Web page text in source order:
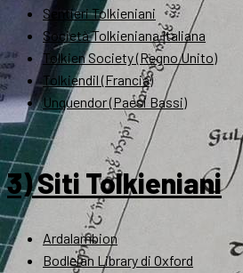
Sentieri Tolkieniani
Società Tolkieniana Italiana
Tolkien Society (Regno Unito)
Tolkiendil (Francia)
Unquendor (Paesi Bassi)
3) Siti Tolkieniani
Ardalambion
Bodleian Library di Oxford